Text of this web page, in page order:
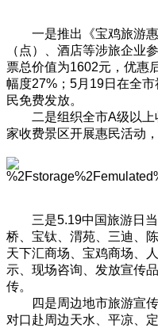
一是推出《宝鸡旅游惠
（点）、酒店等涉旅企业
票总价值为1602元，优惠
幅度27%；5月19日在全
民免费发放。
二是组织全市A级以上
家收费景区开展惠民活动
三是5.19中国旅游日当
桥、宝钛、渭苑、三迪、
天下汇商场、宝鸡商场、
示、现场咨询、发放宣传
传。
四是周边地市旅游宣传
对口赴周边天水、平凉、